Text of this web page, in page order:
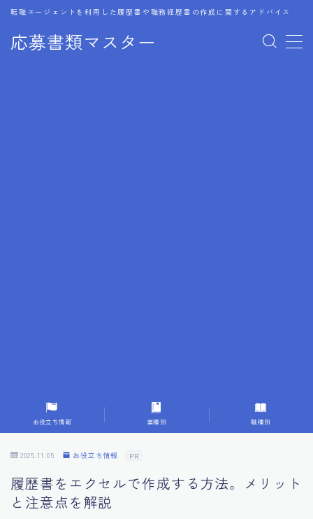
応募書類マスター
転職エージェントを利用した履歴書や職務経歴書の作成に関するアドバイス
MENU
9.転職成功者の事例分析とアドバイス
10.面接官に好印象を与える方法
11.キャリアアップを目指す人の応募書類
お役立ち情報 業種別 職種別
2025.11.05 お役立ち情報 PR
履歴書をエクセルで作成する方法。メリット
と注意点を解説